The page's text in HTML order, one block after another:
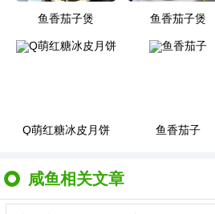
鱼香茄子煲 鱼香茄子煲
Q萌红糖冰皮月饼 鱼香茄子
咸鱼相关文章